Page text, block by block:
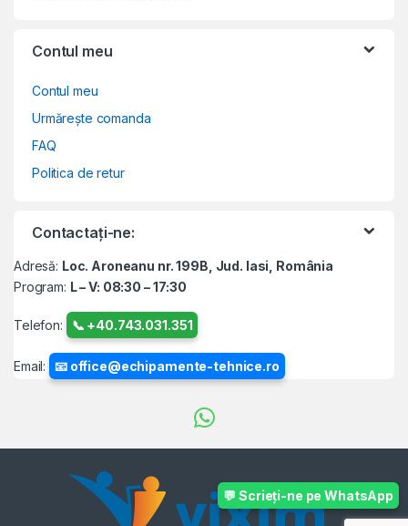
💬 Scrieți-ne pe WhatsApp
Contul meu
Contul meu
Urmărește comanda
FAQ
Politica de retur
Contactați-ne:
Adresă: Loc. Aroneanu nr. 199B, Jud. Iasi, România
Program: L – V: 08:30 – 17:30
Telefon: 📞 +40.743.031.351
Email: 📧 office@echipamente-tehnice.ro